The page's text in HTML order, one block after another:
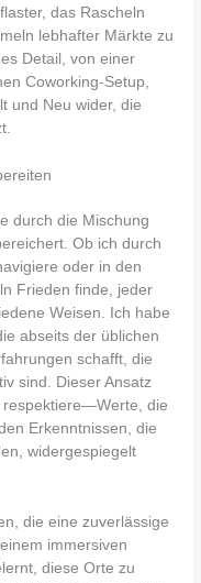
das Rascheln
lebhafter Märkte zu
Detail, von einer
Coworking-Setup,
und Neu wider, die
durch die Mischung
Ob ich durch
oder in den
Frieden finde, jeder
Weisen. Ich habe
abseits der üblichen
schafft, die
sind. Dieser Ansatz
respektiere—Werte, die
Erkenntnissen, die
widergespiegelt
die eine zuverlässige
immersiven
diese Orte zu